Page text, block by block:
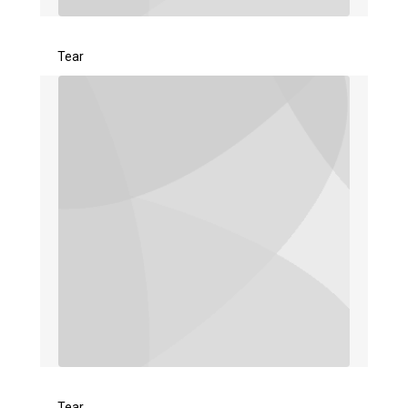
Tear